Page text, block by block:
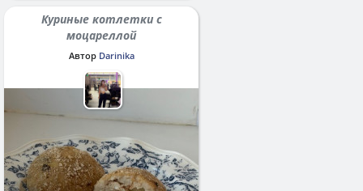
Куриные котлетки с
моцареллой
Автор Darinika